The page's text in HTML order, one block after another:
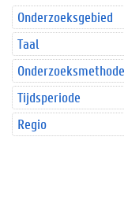
Onderzoeksgebied
Taal
Onderzoeksmethode
Tijdsperiode
Regio